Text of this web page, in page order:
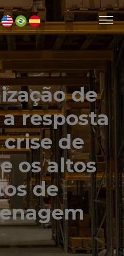
de
resposta
de
os altos
de